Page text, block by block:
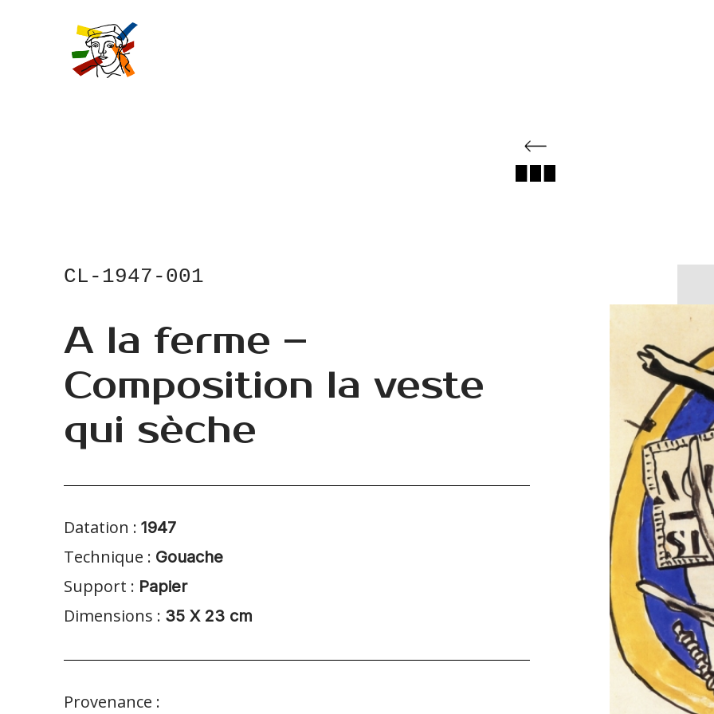
CL-1947-001
A la ferme –
Composition la veste
qui sèche
Datation : 1947
Technique : Gouache
Support : Papier
Dimensions : 35 X 23 cm
Provenance :